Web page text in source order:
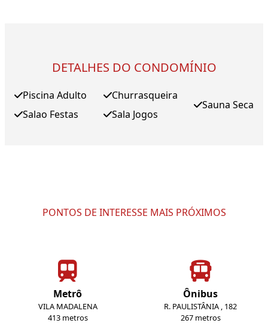
DETALHES DO CONDOMÍNIO
Piscina Adulto
Salao Festas
Churrasqueira
Sala Jogos
Sauna Seca
PONTOS DE INTERESSE MAIS PRÓXIMOS
Metrô
VILA MADALENA
413 metros
Ônibus
R. PAULISTÂNIA , 182
267 metros